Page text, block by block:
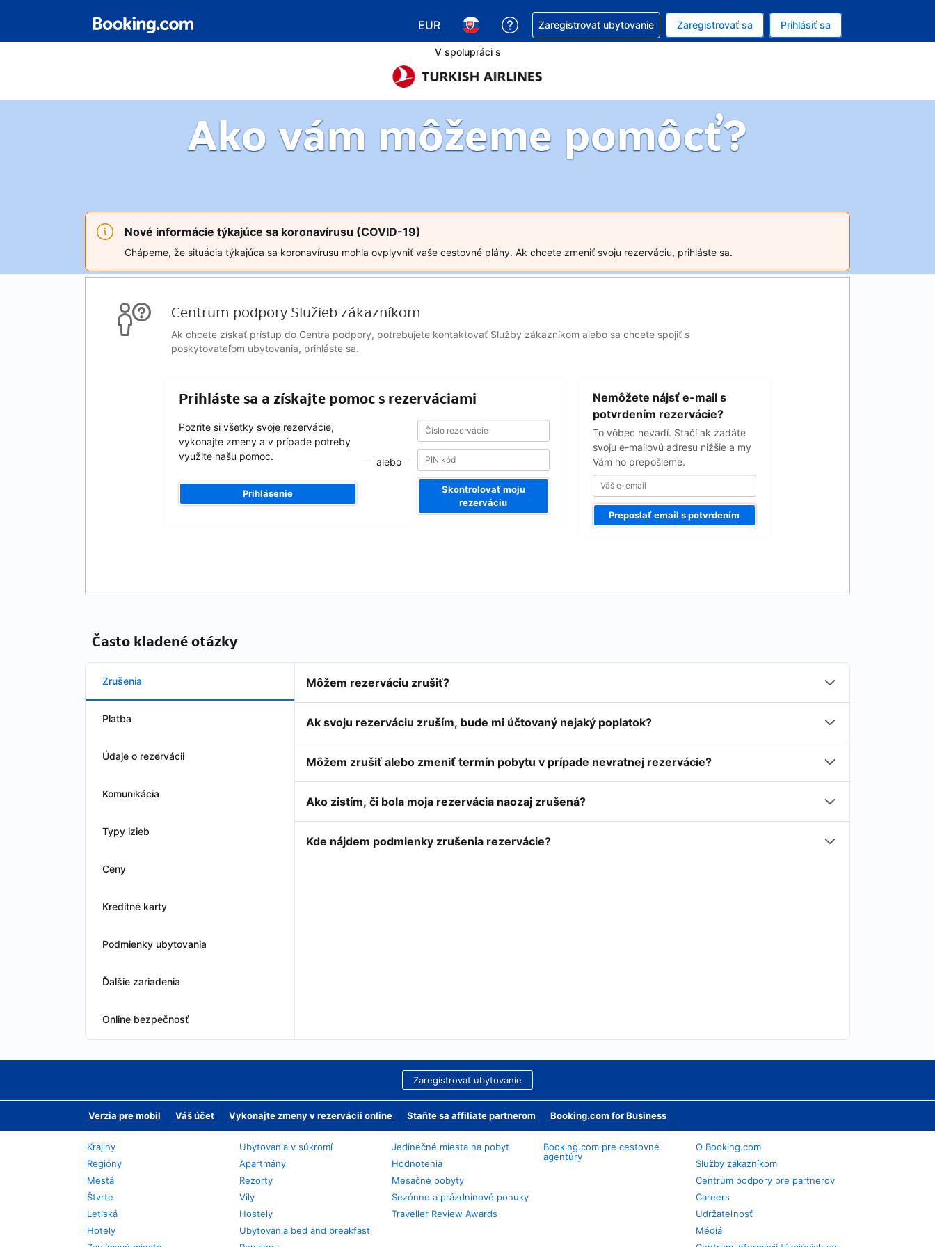
EUR
Vybrať menu. Momentálne máte zvolenú menu EUR
Vybrať jazyk. Momentálne máte zvolený jazyk V slovenčine
Získajte pomoc s rezerváciou
Zaregistrovať ubytovanie Zaregistrovať sa Prihlásiť sa
V spolupráci s
Ako vám môžeme pomôcť?
Nové informácie týkajúce sa koronavírusu (COVID-19)
Chápeme, že situácia týkajúca sa koronavírusu mohla ovplyvniť vaše cestovné plány. Ak chcete zmeniť svoju rezerváciu, prihláste sa.
Centrum podpory Služieb zákazníkom
Ak chcete získať prístup do Centra podpory, potrebujete kontaktovať Služby zákazníkom alebo sa chcete spojiť s
poskytovateľom ubytovania, prihláste sa.
Prihláste sa a získajte pomoc s rezerváciami
Pozrite si všetky svoje rezervácie,
vykonajte zmeny a v prípade potreby
využite našu pomoc.
Prihlásenie
alebo
Číslo
rezervácie
Číslo
rezervácie
Skontrolovať moju
rezerváciu
Nemôžete nájsť e-mail s
potvrdením rezervácie?
To vôbec nevadí. Stačí ak zadáte
svoju e-mailovú adresu nižšie a my
Vám ho prepošleme.
email
Preposlať email s potvrdením
Často kladené otázky
Zrušenia
Platba
Údaje o rezervácii
Komunikácia
Typy izieb
Ceny
Kreditné karty
Podmienky ubytovania
Ďalšie zariadenia
Online bezpečnosť
Môžem rezerváciu zrušiť?
Ak svoju rezerváciu zruším, bude mi účtovaný nejaký poplatok?
Môžem zrušiť alebo zmeniť termín pobytu v prípade nevratnej rezervácie?
Ako zistím, či bola moja rezervácia naozaj zrušená?
Kde nájdem podmienky zrušenia rezervácie?
Zaregistrovať ubytovanie
Verzia pre mobil Váš účet Vykonajte zmeny v rezervácii online Staňte sa affiliate partnerom Booking.com for Business
Krajiny
Regióny
Mestá
Štvrte
Letiská
Hotely
Ubytovania v súkromí
Apartmány
Rezorty
Vily
Hostely
Ubytovania bed and breakfast
Jedinečné miesta na pobyt
Hodnotenia
Mesačné pobyty
Sezónne a prázdninové ponuky
Traveller Review Awards
Booking.com pre cestovné
agentúry
O Booking.com
Služby zákazníkom
Centrum podpory pre partnerov
Careers
Udržateľnosť
Médiá